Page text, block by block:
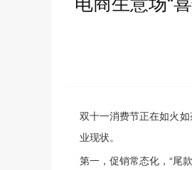
双十一消费节正在如火
业现状。
第一，促销常态化，“尾